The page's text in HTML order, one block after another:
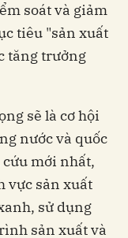
soát và giảm
tiêu "sản xuất
tăng trưởng
sẽ là cơ hội
nước và quốc
mới nhất,
vực sản xuất
sử dụng
sản xuất và